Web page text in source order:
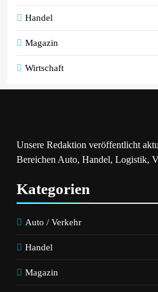
Handel
Magazin
Wirtschaft
Unsere Redaktion veröffentlicht
Bereichen Auto, Handel, Logistik,
Kategorien
Auto / Verkehr
Handel
Magazin